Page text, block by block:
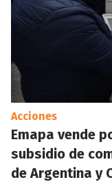
Acciones
Emapa vende
subsidio de
de Argentina y